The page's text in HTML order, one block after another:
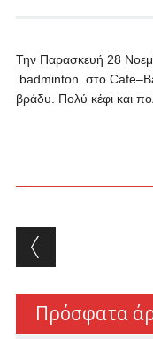
Την Παρασκευή 28
badminton στο Cafe–
βράδυ. Πολύ κέφι και
Post
Πρόσφατα